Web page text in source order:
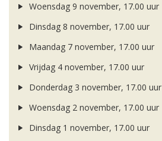
Woensdag 9 november, 17.00 uur
Dinsdag 8 november, 17.00 uur
Maandag 7 november, 17.00 uur
Vrijdag 4 november, 17.00 uur
Donderdag 3 november, 17.00 uur
Woensdag 2 november, 17.00 uur
Dinsdag 1 november, 17.00 uur